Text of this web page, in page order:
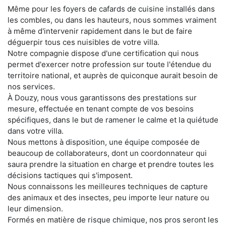
Même pour les foyers de cafards de cuisine installés dans
les combles, ou dans les hauteurs, nous sommes vraiment
à même d'intervenir rapidement dans le but de faire
déguerpir tous ces nuisibles de votre villa.
Notre compagnie dispose d'une certification qui nous
permet d'exercer notre profession sur toute l'étendue du
territoire national, et auprès de quiconque aurait besoin de
nos services.
À Douzy, nous vous garantissons des prestations sur
mesure, effectuée en tenant compte de vos besoins
spécifiques, dans le but de ramener le calme et la quiétude
dans votre villa.
Nous mettons à disposition, une équipe composée de
beaucoup de collaborateurs, dont un coordonnateur qui
saura prendre la situation en charge et prendre toutes les
décisions tactiques qui s'imposent.
Nous connaissons les meilleures techniques de capture
des animaux et des insectes, peu importe leur nature ou
leur dimension.
Formés en matière de risque chimique, nos pros seront les